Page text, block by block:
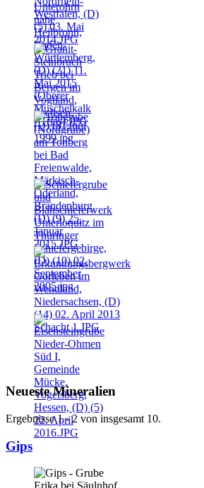
Neueste Mineralien
Ergebnisse 1 - 2 von insgesamt 10.
Gips